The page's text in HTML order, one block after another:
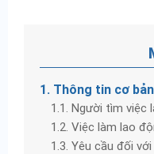
1. Thông tin cơ
1.1. Người tìm việc
1.2. Việc làm lao
1.3. Yêu cầu đối